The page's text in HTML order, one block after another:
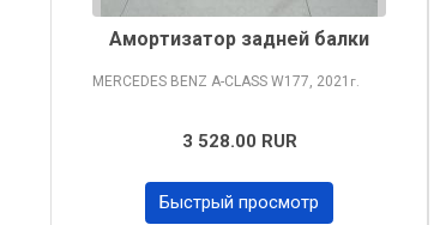
Амортизатор задней балки
MERCEDES BENZ A-CLASS W177, 2021 г.
3 528.00 RUR
Быстрый просмотр